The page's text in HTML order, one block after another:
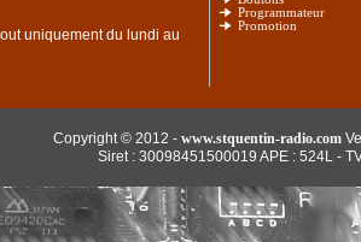
uniquement du lundi au
Programmateur
Promotion
Copyright © 2012 - www.stquentin-radio.com
Siret : 30098451500019 APE : 524L -